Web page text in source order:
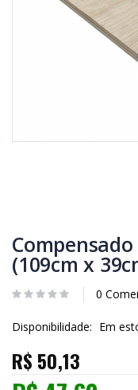
(109cm x
0
Disponibilidade: Em
R$ 50,13